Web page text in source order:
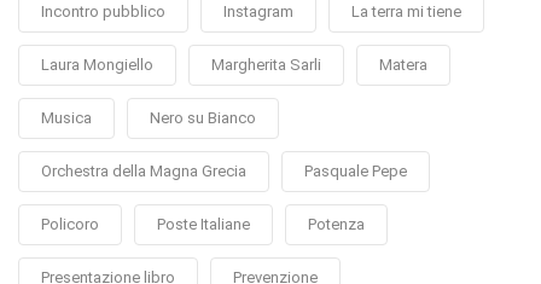
Incontro pubblico Instagram La terra mi tiene
Laura Mongiello Margherita Sarli Matera
Musica Nero su Bianco
Orchestra della Magna Grecia Pasquale Pepe
Policoro Poste Italiane Potenza
Presentazione libro Prevenzione